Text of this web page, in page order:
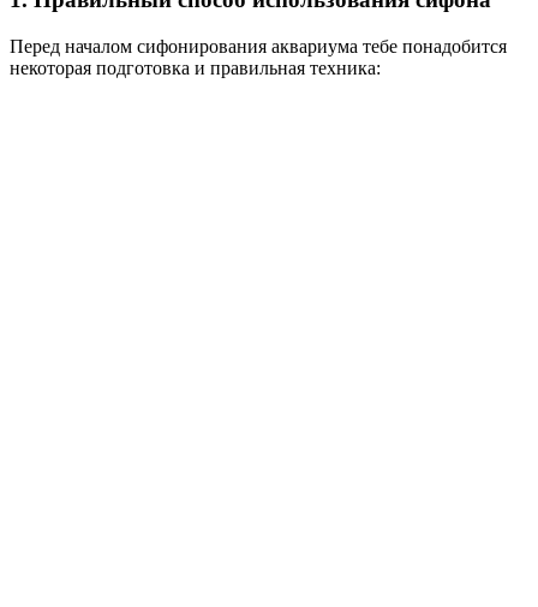
Перед началом сифонирования аквариума тебе понадобится
некоторая подготовка и правильная техника: